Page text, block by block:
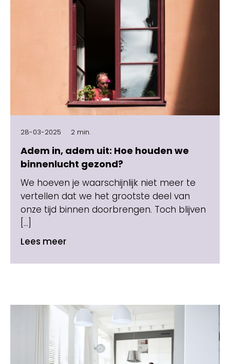
28-03-2025 2 min.
Adem in, adem uit: Hoe houden we
binnenlucht gezond?
We hoeven je waarschijnlijk niet meer te
vertellen dat we het grootste deel van
onze tijd binnen doorbrengen. Toch blijven
[…]
Lees meer